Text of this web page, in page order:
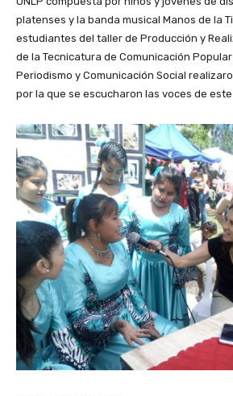
platenses y la banda musical Manos de la
estudiantes del taller de Producción y
de la Tecnicatura de Comunicación
Periodismo y Comunicación Social
por la que se escucharon las voces de